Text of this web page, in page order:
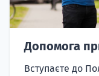
Допомога
Вступаєте до